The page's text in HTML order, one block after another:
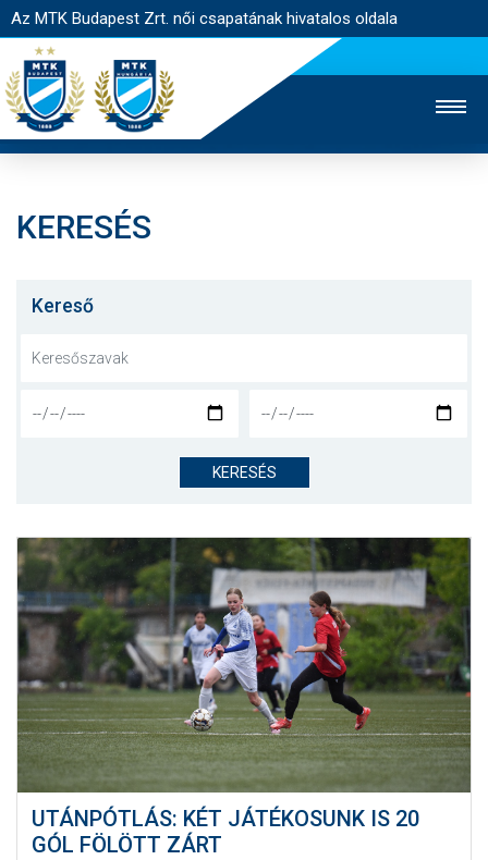
Az MTK Budapest Zrt. női csapatának hivatalos oldala
JEGYÉRTÉKESÍTÉS
NYITÓLAP
CSAPAT
JELENTKEZÉS
KLUB
GALÉRIA
SZURKOLÓI ÉLMÉNYEK
SAJTÓ
KERESÉS
Kereső
KERESÉS
UTÁNPÓTLÁS: KÉT JÁTÉKOSUNK IS 20
GÓL FÖLÖTT ZÁRT